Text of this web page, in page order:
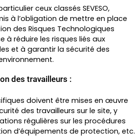
ceux classés SEVESO,
à l’obligation de mettre en place
des Risques Technologiques
à réduire les risques liés aux
et à garantir la sécurité des
des travailleurs :
doivent être mises en œuvre
des travailleurs sur le site, y
régulières sur les procédures
d’équipements de protection, etc.